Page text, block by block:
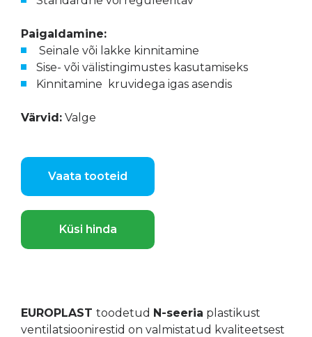
Paigaldamine:
Seinale või lakke kinnitamine
Sise- või välistingimustes kasutamiseks
Kinnitamine kruvidega igas asendis
Värvid: Valge
Vaata tooteid
Küsi hinda
EUROPLAST toodetud N-seeria plastikust
ventilatsioonirestid on valmistatud kvaliteetsest